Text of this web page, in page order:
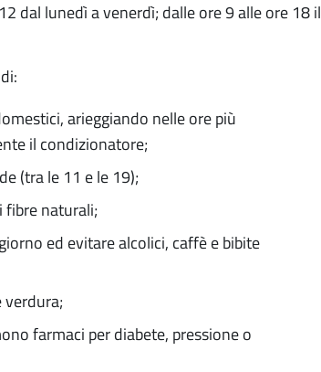
dal lunedì a venerdì; dalle ore 9 alle ore 18 il
arieggiando nelle ore più
il condizionatore;
(tra le 11 e le 19);
fibre naturali;
ed evitare alcolici, caffè e bibite
verdura;
farmaci per diabete, pressione o